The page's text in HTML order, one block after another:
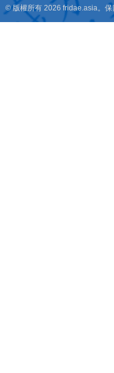
© 版權所有 2026 fridae.asia。